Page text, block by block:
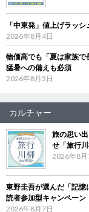
「中東発」値上げラッ
2026年8月4日
物価高でも「夏は家族
猛暑への備えも必須
2026年8月3日
カルチャー
旅の思い
せ「旅行
2026年8月
東野圭吾が選んだ「記
読者参加型キャンペーン
2026年8月7日